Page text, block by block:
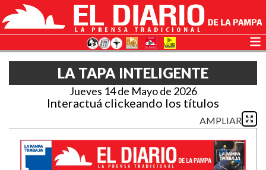
LA TAPA INTELIGENTE
Jueves 14 de Mayo de 2026
Interactuá clickeando los títulos
AMPLIAR